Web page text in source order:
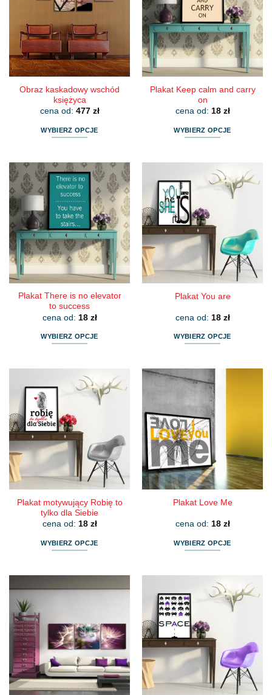
można
wybrać
na
stronie
produktu
można
wybrać
na
stronie
produktu
Obraz kaskadowy wschód
księżyca
cena od: 477 zł
WYBIERZ OPCJE
ma
wiele
wariantów.
Opcje
można
wybrać
na
stronie
produktu
Plakat Keep calm and carry
on
cena od: 18 zł
WYBIERZ OPCJE
wiele
wariantów.
Opcje
można
wybrać
na
stronie
produktu
Plakat There is no elevator
to success
cena od: 18 zł
WYBIERZ OPCJE
wiele
wariantów.
Opcje
można
wybrać
na
stronie
produktu
Plakat You are
cena od: 18 zł
WYBIERZ OPCJE
ma
wiele
wariantów.
Opcje
można
wybrać
na
stronie
produktu
Plakat motywujący Robię to
tylko dla Siebie
cena od: 18 zł
WYBIERZ OPCJE
można
wybrać
na
stronie
produktu
Plakat Love Me
cena od: 18 zł
WYBIERZ OPCJE
wiele
wariantów.
Opcje
można
wybrać
na
stronie
produktu